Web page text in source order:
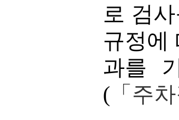
로 검
규정에
과를
( 「주